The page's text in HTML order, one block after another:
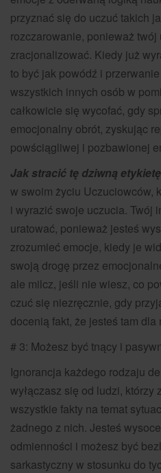
przyznać się do uczuć takich
rozczarowanie, ponieważ twój
zracjonalizować. Kiedy już
to być jak powódź i
wszystkich innych osób w
całkowicie się wycofać, gdy
emocjonalny obrót, zyskując
powściągliwej i pozbawionej
Jak stracić tę dziwną etykietę
w swoim życiu Uczuciowców,
i wyrazić swoje uczucia. Twój
uratować, ponieważ jesteś
zrozumieć emocje, kiedy je
swoją drogę przez
ale milcz, jeśli nie wiesz, co
czuć się niezręcznie, gdy
docenią fakt, że jesteś tam dla
# 3: Możesz być tnący i
Ignorancja każdego rodzaju
wyłączasz się od ludzi, którzy
wszystkie fakty na temat
żadnego z nich. Jesteś
odmienności i możesz być
sarkastyczny w stosunku do